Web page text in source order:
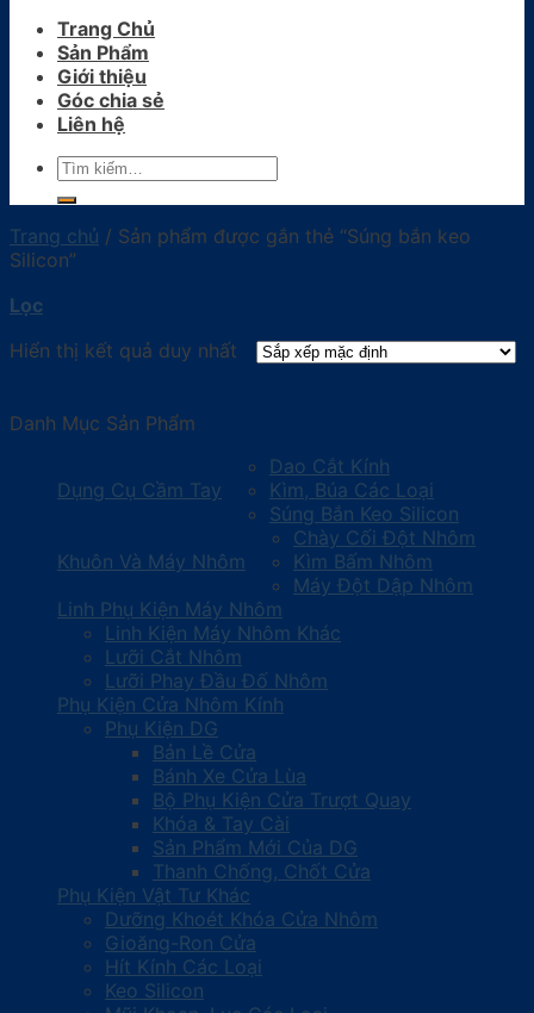
Trang Chủ
Sản Phẩm
Giới thiệu
Góc chia sẻ
Liên hệ
Tìm
Trang chủ / Sản phẩm được gắn thẻ “Súng bắn keo
Silicon”
Lọc
Hiển thị kết quả duy nhất
Danh Mục Sản Phẩm
Dụng Cụ Cầm Tay
Dao Cắt Kính
Kìm, Búa Các Loại
Súng Bắn Keo Silicon
Khuôn Và Máy Nhôm
Chày Cối Đột Nhôm
Kìm Bấm Nhôm
Máy Đột Dập Nhôm
Linh Phụ Kiện Máy Nhôm
Linh Kiện Máy Nhôm Khác
Lưỡi Cắt Nhôm
Lưỡi Phay Đầu Đố Nhôm
Phụ Kiện Cửa Nhôm Kính
Phụ Kiện DG
Bản Lề Cửa
Bánh Xe Cửa Lùa
Bộ Phụ Kiện Cửa Trượt Quay
Khóa & Tay Cài
Sản Phẩm Mới Của DG
Thanh Chống, Chốt Cửa
Phụ Kiện Vật Tư Khác
Dưỡng Khoét Khóa Cửa Nhôm
Gioăng-Ron Cửa
Hít Kính Các Loại
Keo Silicon